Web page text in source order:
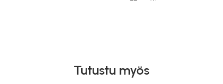
Tutustu myös